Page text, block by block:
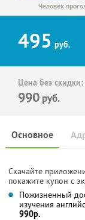
Человек
495 руб.
Цена без скидки:
990 руб.
Основное
Скачайте
покажите купон с
Пожизненный
изучения
990р.